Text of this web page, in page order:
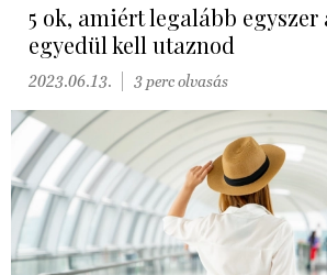
5 ok, amiért legalább egyszer
egyedül kell utaznod
2023.06.13. 3 perc olvasás